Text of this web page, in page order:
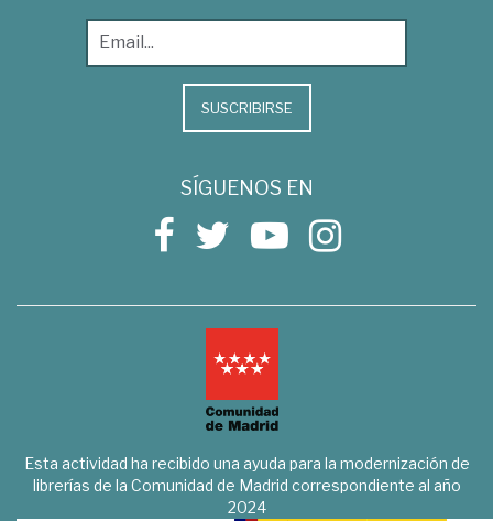
SUSCRIBIRSE
SÍGUENOS EN
Esta actividad ha recibido una ayuda para la modernización de
librerías de la Comunidad de Madrid correspondiente al año
2024